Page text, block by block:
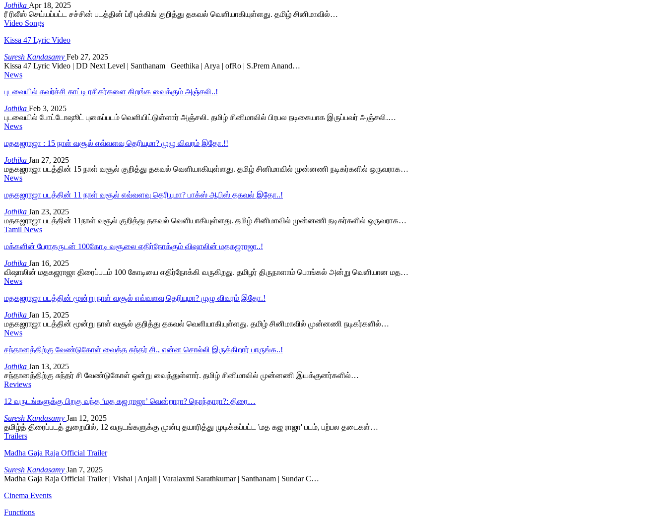
Jothika Apr 18, 2025
ரீ ரிலீஸ் செய்யப்பட்ட சச்சின் படத்தின் ப்ரீ புக்கிங் குறித்து தகவல் வெளியாகியுள்ளது. தமிழ் சினிமாவில்…
Video Songs
Kissa 47 Lyric Video
Suresh Kandasamy Feb 27, 2025
Kissa 47 Lyric Video | DD Next Level | Santhanam | Geethika | Arya | ofRo | S.Prem Anand…
News
புடவையில் கவர்ச்சி காட்டி ரசிகர்களை கிறங்க வைக்கும் அஞ்சலி..!
Jothika Feb 3, 2025
புடவையில் போட்டோஷூட் புகைப்படம் வெளியிட்டுள்ளார் அஞ்சலி. தமிழ் சினிமாவில் பிரபல நடிகையாக இருப்பவர் அஞ்சலி.…
News
மதகஜராஜா : 15 நாள் வசூல் எவ்வளவு தெரியுமா? முழு விவரம் இதோ.!!
Jothika Jan 27, 2025
மதகஜராஜா படத்தின் 15 நாள் வசூல் குறித்து தகவல் வெளியாகியுள்ளது. தமிழ் சினிமாவில் முன்னணி நடிகர்களில் ஒருவராக…
News
மதகஜராஜா படத்தின் 11 நாள் வசூல் எவ்வளவு தெரியுமா? பாக்ஸ் ஆபிஸ் தகவல் இதோ..!
Jothika Jan 23, 2025
மதகஜராஜா படத்தின் 11நாள் வசூல் குறித்து தகவல் வெளியாகியுள்ளது. தமிழ் சினிமாவில் முன்னணி நடிகர்களில் ஒருவராக…
Tamil News
மக்களின் பேராதருடன் 100கோடி வசூலை எதிர்நோக்கும் விஷாலின் மதகஜராஜா..!
Jothika Jan 16, 2025
விஷாலின் மதகஜராஜா திரைப்படம் 100 கோடியை எதிர்நோக்கி வருகிறது. தமிழர் திருநாளாம் பொங்கல் அன்று வெளியான மத…
News
மதகஜராஜா படத்தின் மூன்று நாள் வசூல் எவ்வளவு தெரியுமா? முழு விவரம் இதோ.!
Jothika Jan 15, 2025
மதகஜராஜா படத்தின் மூன்று நாள் வசூல் குறித்து தகவல் வெளியாகியுள்ளது. தமிழ் சினிமாவில் முன்னணி நடிகர்களில்…
News
சந்தானத்திற்கு வேண்டுகோள் வைத்த சுந்தர் சி., என்ன சொல்லி இருக்கிறார் பாருங்க..!
Jothika Jan 13, 2025
சந்தானத்திற்கு சுந்தர் சி வேண்டுகோள் ஒன்று வைத்துள்ளார். தமிழ் சினிமாவில் முன்னணி இயக்குனர்களில்…
Reviews
12 வருடங்களுக்கு பிறகு வந்த ‘மத கஜ ராஜா’ வென்றாரா? நொந்தாரா?: திரை…
Suresh Kandasamy Jan 12, 2025
தமிழ்த் திரைப்படத் துறையில், 12 வருடங்களுக்கு முன்பு தயாரித்து முடிக்கப்பட்ட 'மத கஜ ராஜா' படம், பற்பல தடைகள்…
Trailers
Madha Gaja Raja Official Trailer
Suresh Kandasamy Jan 7, 2025
Madha Gaja Raja Official Trailer | Vishal | Anjali | Varalaxmi Sarathkumar | Santhanam | Sundar C…
Cinema Events
Functions